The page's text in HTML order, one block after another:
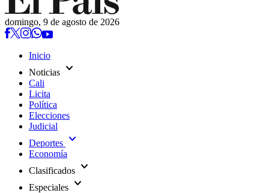
domingo, 9 de agosto de 2026
Inicio
Noticias expand_more
Cali
Licita
Política
Elecciones
Judicial
Deportes expand_more
Economía
Clasificados expand_more
Especiales expand_more